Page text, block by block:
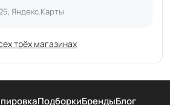
Яндекс.Карты
трёх магазинах
ПодборкиБрендыБлог